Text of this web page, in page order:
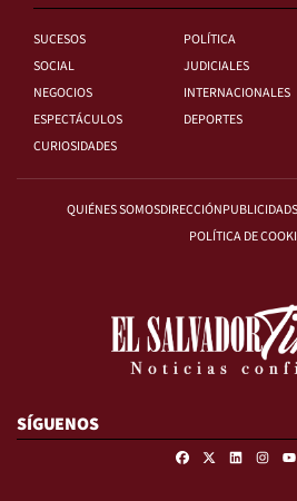
SUCESOS
POLÍTICA
SOCIAL
JUDICIALES
NEGOCIOS
INTERNACIONALES
ESPECTÁCULOS
DEPORTES
CURIOSIDADES
QUIÉNES SOMOSDIRECCIÓNPUBLICIDAD
POLÍTICA DE
SÍGUENOS
FacebookLinkedin